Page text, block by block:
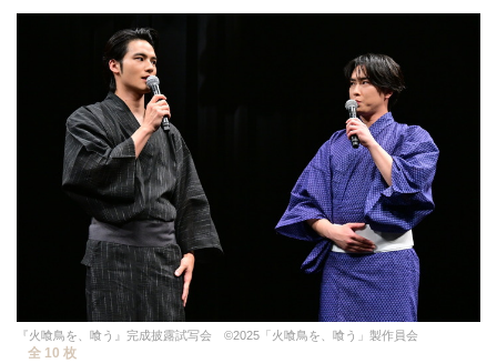
『火喰鳥を、喰う』完成披露試写会 ©2025「火喰鳥を、喰う」製作員会
全 10 枚